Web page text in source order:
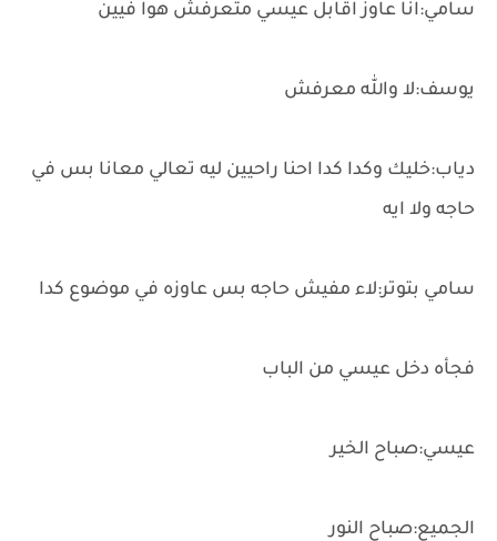
سامي:انا عاوز اقابل عيسي متعرفش هوا فيين
يوسف:لا والله معرفش
دياب:خليك وكدا كدا احنا راحيين ليه تعالي معانا بس في
حاجه ولا ايه
سامي بتوتر:لاء مفيش حاجه بس عاوزه في موضوع كدا
فجأه دخل عيسي من الباب
عيسي:صباح الخير
الجميع:صباح النور